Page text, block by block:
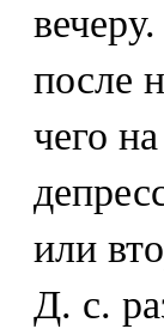
после
чего
или
Д. с.